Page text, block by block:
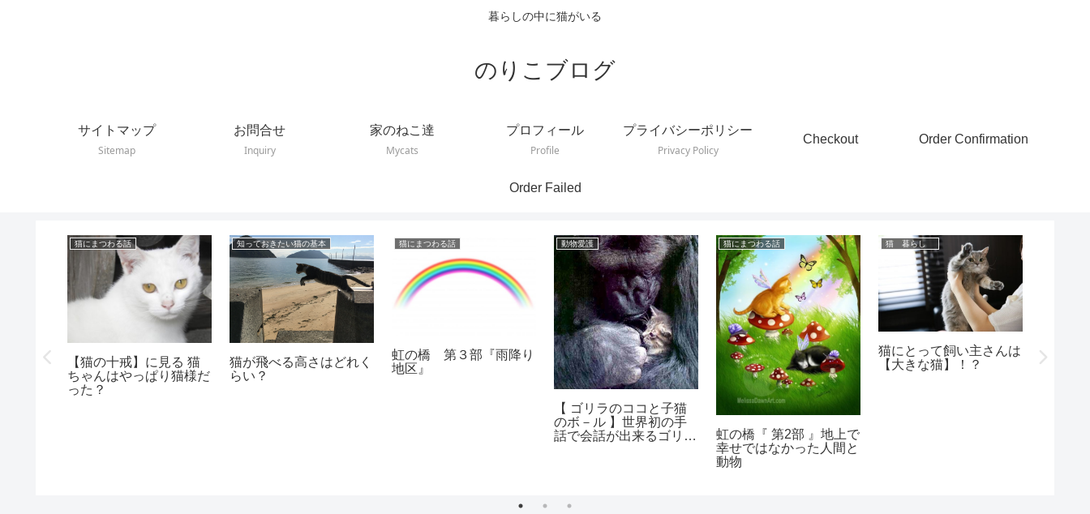
暮らしの中に猫がいる
のりこブログ
サイトマップ
Sitemap
お問合せ
Inquiry
家のねこ達
Mycats
プロフィール
Profile
プライバシーポリシー
Privacy Policy
Checkout Order Confirmation
Order Failed
猫にまつわる話
【猫の十戒】に見る 猫
ちゃんはやっぱり猫様だ
った？
知っておきたい猫の基本
猫が飛べる高さはどれく
らい？
猫にまつわる話
虹の橋 第３部『雨降り
地区』
動物愛護
【 ゴリラのココと子猫
のボ－ル 】世界初の手
話で会話が出来るゴリラ
猫にまつわる話
虹の橋『 第2部 』地上で
幸せではなかった人間と
動物
猫 暮らし
猫にとって飼い主さんは
【大きな猫】！？
ッドア